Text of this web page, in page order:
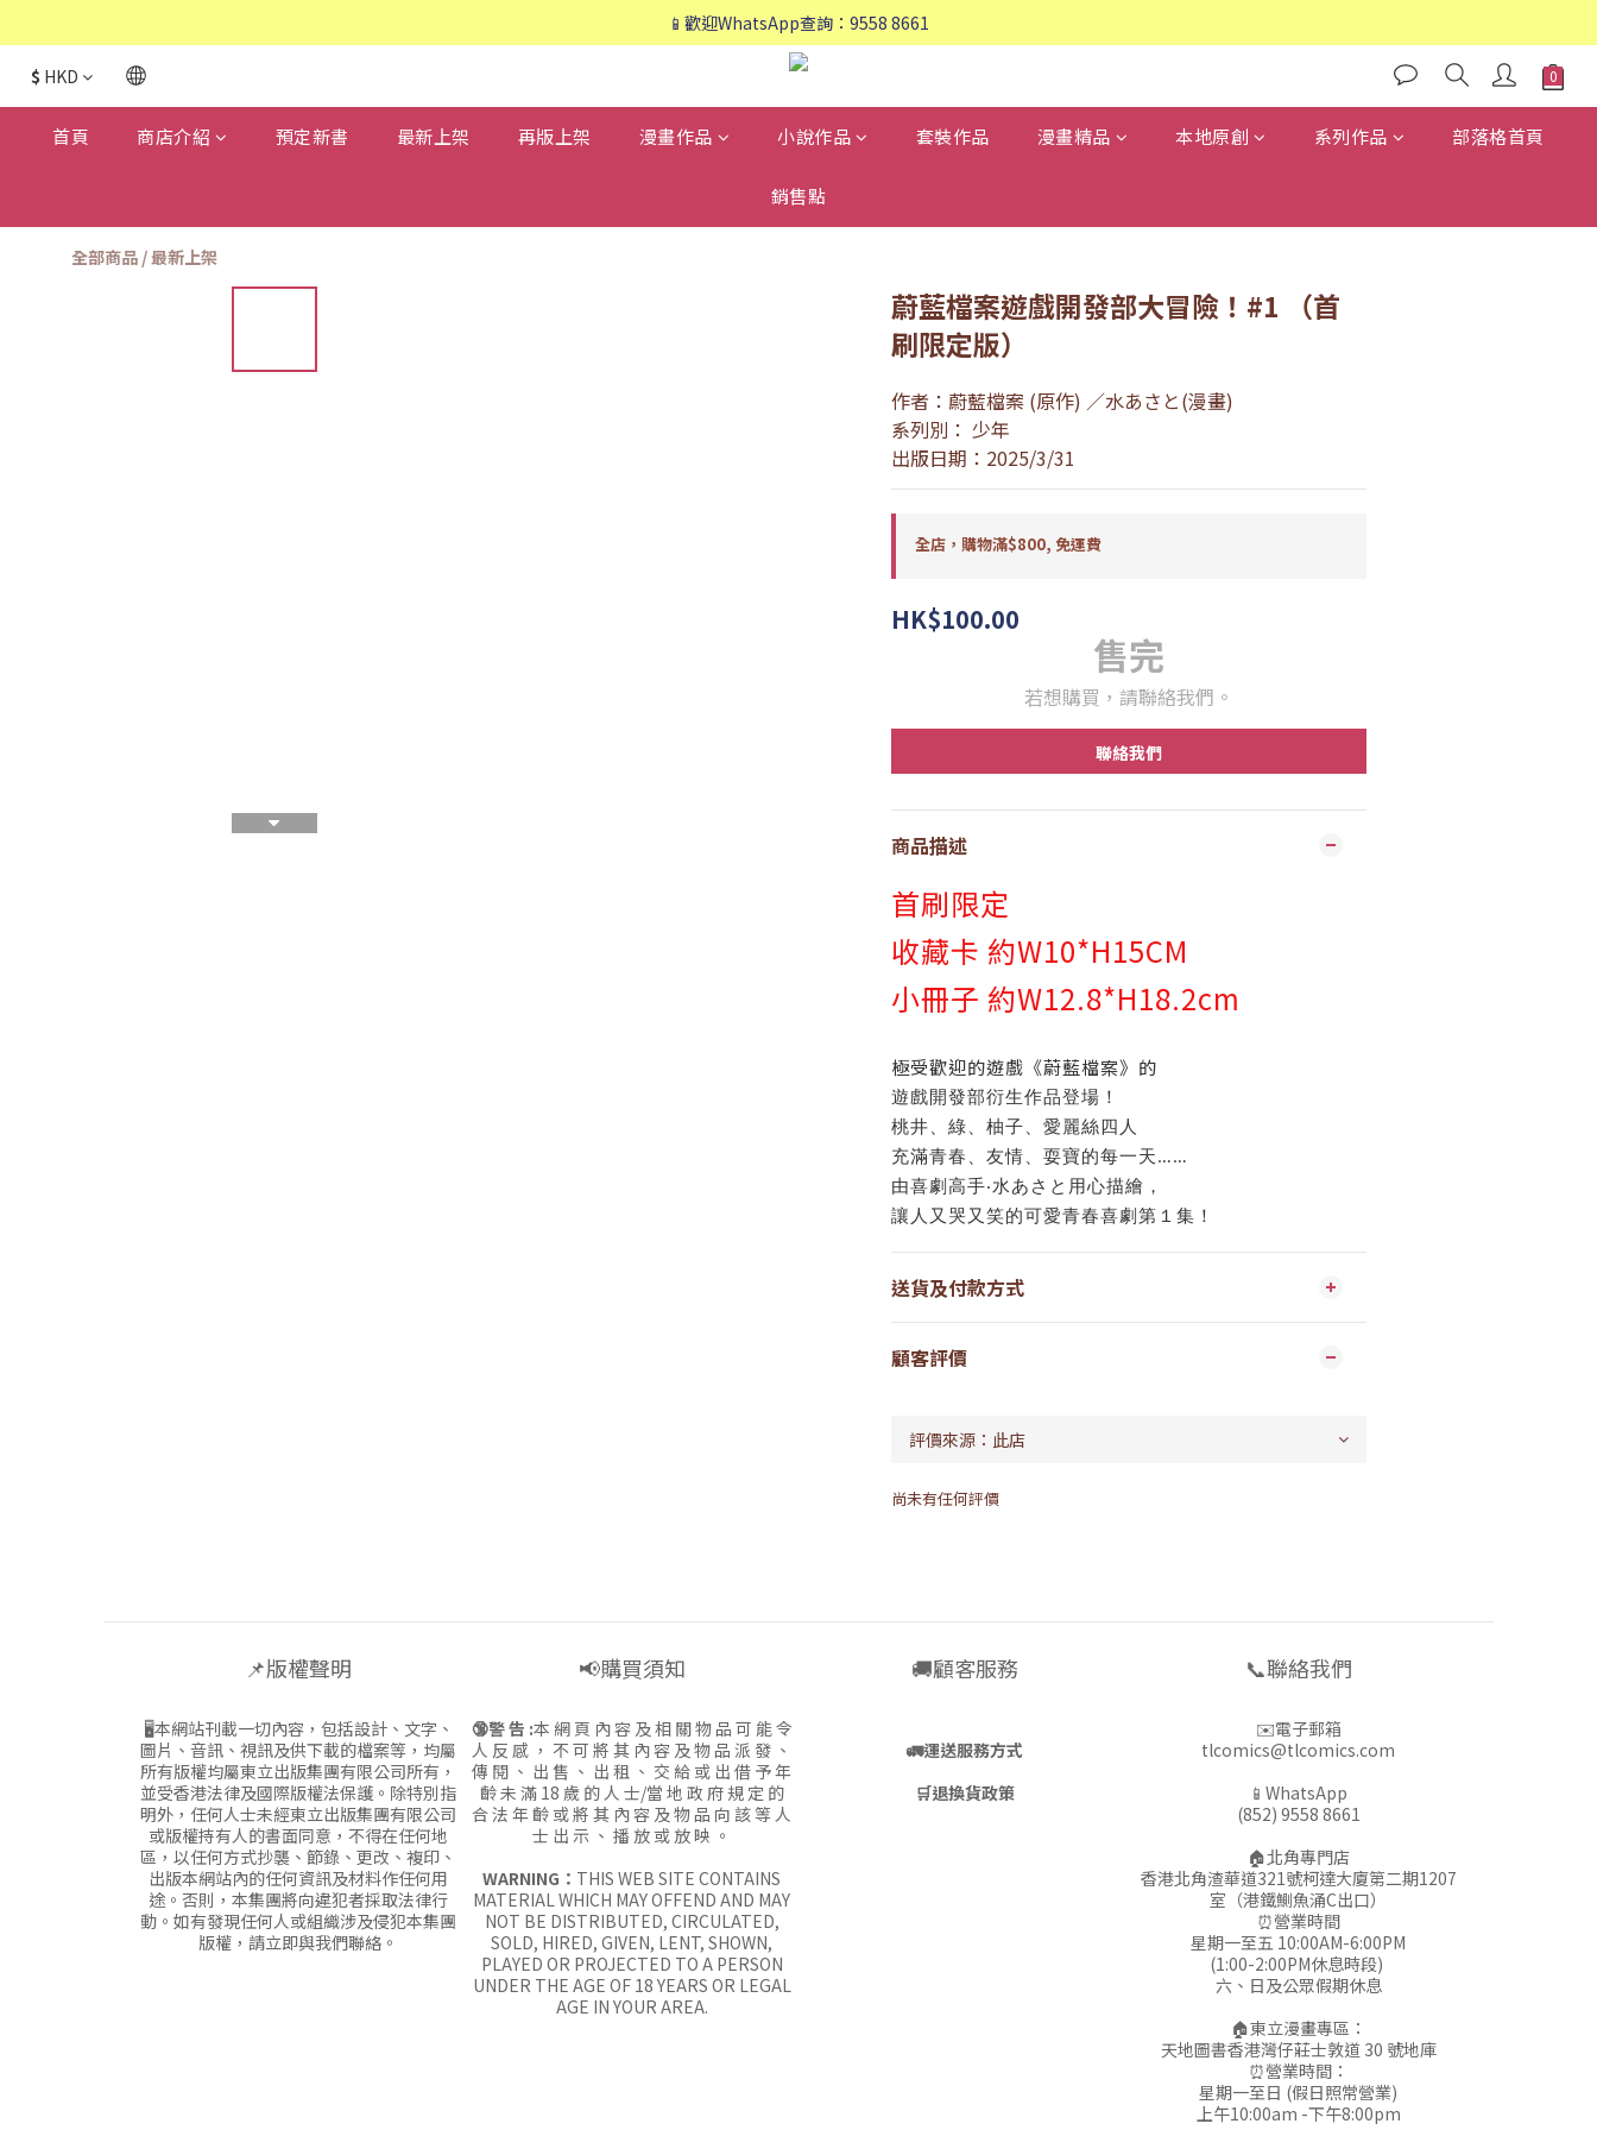
📱歡迎WhatsApp查詢：9558 8661
📱歡迎WhatsApp查詢：9558 8661
❤️會員專享：🛍購物滿💰HK$800，🚚免運費❤️
📱歡迎WhatsApp查詢：9558 8661
$ HKD
首頁 商店介紹 預定新書 最新上架 再版上架 漫畫作品 小說作品 套裝作品 漫畫精品 本地原創 系列作品 部落格首頁
銷售點
全部商品 /最新上架
蔚藍檔案遊戲開發部大冒險！#1 （首
刷限定版）
作者：蔚藍檔案 (原作) ／水あさと(漫畫)
系列別： 少年
出版日期：2025/3/31
全店，購物滿$800, 免運費
HK$100.00
售完
若想購買，請聯絡我們。
聯絡我們
商品描述
首刷限定
收藏卡 約W10*H15CM
小冊子 約W12.8*H18.2cm
極受歡迎的遊戲《蔚藍檔案》的
遊戲開發部衍生作品登場！
桃井、綠、柚子、愛麗絲四人
充滿青春、友情、耍寶的每一天……
由喜劇高手‧水あさと用心描繪，
讓人又哭又笑的可愛青春喜劇第１集！
送貨及付款方式
顧客評價
尚未有任何評價
📌版權聲明
🖥本網站刊載一切內容，包括設計、文字、
圖片、音訊、視訊及供下載的檔案等，均屬
所有版權均屬東立出版集團有限公司所有，
並受香港法律及國際版權法保護。除特別指
明外，任何人士未經東立出版集團有限公司
或版權持有人的書面同意，不得在任何地
區，以任何方式抄襲、節錄、更改、複印、
出版本網站內的任何資訊及材料作任何用
途。否則，本集團將向違犯者採取法律行
動。如有發現任何人或組織涉及侵犯本集團
版權，請立即與我們聯絡。
📢購買須知
🔞警 告 :本 網 頁 內 容 及 相 關 物 品 可 能 令
人 反 感 ， 不 可 將 其 內 容 及 物 品 派 發 、
傳 閱 、 出 售 、 出 租 、 交 給 或 出 借 予 年
齡 未 滿 18 歲 的 人 士/當 地 政 府 規 定 的
合 法 年 齡 或 將 其 內 容 及 物 品 向 該 等 人
士 出 示 、 播 放 或 放 映 。
WARNING： THIS WEB SITE CONTAINS
MATERIAL WHICH MAY OFFEND AND MAY
NOT BE DISTRIBUTED, CIRCULATED,
SOLD, HIRED, GIVEN, LENT, SHOWN,
PLAYED OR PROJECTED TO A PERSON
UNDER THE AGE OF 18 YEARS OR LEGAL
AGE IN YOUR AREA.
🚚顧客服務
🚛運送服務方式
🛒退換貨政策
📞聯絡我們
✉️電子郵箱
tlcomics@tlcomics.com
📱WhatsApp
(852) 9558 8661
🏠北角專門店
香港北角渣華道321號柯達大廈第二期1207
室（港鐵鰂魚涌C出口）
⏰營業時間
星期一至五 10:00AM-6:00PM
(1:00-2:00PM休息時段)
六、日及公眾假期休息
🏠東立漫畫專區：
天地圖書香港灣仔莊士敦道 30 號地庫
⏰營業時間：
星期一至日 (假日照常營業)
上午10:00am -下午8:00pm